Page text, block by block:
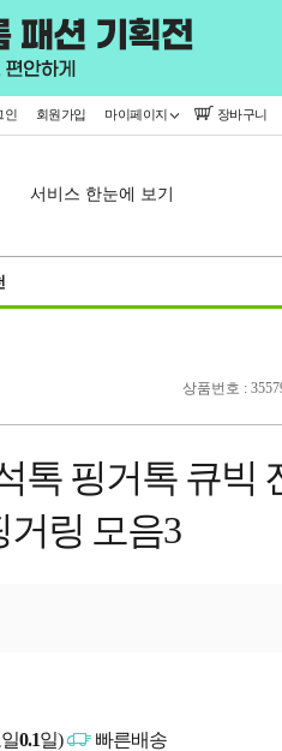
인 회원가입 마이페이지 장바구니
서비스 한눈에 보기
상품번호 :
톡 핑거톡 큐빅
링 모음3
0.1일)
빠른배송